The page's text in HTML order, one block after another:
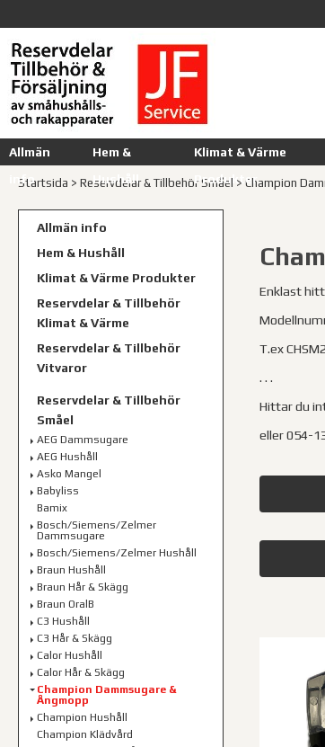
Allmän
info
Hem &
Hushåll
Klimat & Värme
Produkter
Startsida > Reservdelar & Tillbehör Småel > Champion
Allmän info
Hem & Hushåll
Klimat & Värme Produkter
Reservdelar & Tillbehör
Klimat & Värme
Reservdelar & Tillbehör
Vitvaror
Reservdelar & Tillbehör
Småel
AEG Dammsugare
AEG Hushåll
Asko Mangel
Babyliss
Bamix
Bosch/Siemens/Zelmer
Dammsugare
Bosch/Siemens/Zelmer Hushåll
Braun Hushåll
Braun Hår & Skägg
Braun OralB
C3 Hushåll
C3 Hår & Skägg
Calor Hushåll
Calor Hår & Skägg
Champion Dammsugare &
Ångmopp
Champion Hushåll
Champion Klädvård
Enklast
T.ex
. . .
Hittar du
eller 054-